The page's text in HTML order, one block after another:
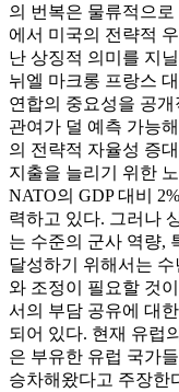
의 번복은 물류적으
에서 미국의 전략적
난 상징적 의미를 지
뉘엘 마크롱 프랑스
연합의 중요성을 공
관여가 덜 예측 가능
의 전략적 자율성 증
지출을 늘리기 위한
NATO의 GDP 대비
력하고 있다. 그러나
는 수준의 군사 역량,
달성하기 위해서는
와 조정이 필요할 것
서의 부담 공유에 대
되어 있다. 현재 유럽
은 부유한 유럽 국가
승차해왔다고 주장한